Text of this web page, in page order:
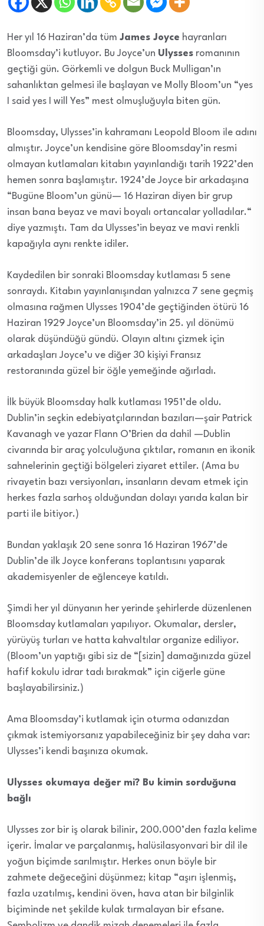
Her yıl 16 Haziran’da tüm James Joyce hayranları
Bloomsday’i kutluyor. Bu Joyce’un Ulysses romanının
geçtiği gün. Görkemli ve dolgun Buck Mulligan’ın
sahanlıktan gelmesi ile başlayan ve Molly Bloom’un “yes
I said yes I will Yes” mest olmuşluğuyla biten gün.
Bloomsday, Ulysses’in kahramanı Leopold Bloom ile adını
almıştır. Joyce’un kendisine göre Bloomsday’in resmi
olmayan kutlamaları kitabın yayınlandığı tarih 1922’den
hemen sonra başlamıştır. 1924’de Joyce bir arkadaşına
“Bugüne Bloom’un günü— 16 Haziran diyen bir grup
insan bana beyaz ve mavi boyalı ortancalar yolladılar.“
diye yazmıştı. Tam da Ulysses’in beyaz ve mavi renkli
kapağıyla aynı renkte idiler.
Kaydedilen bir sonraki Bloomsday kutlaması 5 sene
sonraydı. Kitabın yayınlanışından yalnızca 7 sene geçmiş
olmasına rağmen Ulysses 1904’de geçtiğinden ötürü 16
Haziran 1929 Joyce’un Bloomsday’in 25. yıl dönümü
olarak düşündüğü gündü. Olayın altını çizmek için
arkadaşları Joyce’u ve diğer 30 kişiyi Fransız
restoranında güzel bir öğle yemeğinde ağırladı.
İlk büyük Bloomsday halk kutlaması 1951’de oldu.
Dublin’in seçkin edebiyatçılarından bazıları—şair Patrick
Kavanagh ve yazar Flann O’Brien da dahil —Dublin
civarında bir araç yolculuğuna çıktılar, romanın en ikonik
sahnelerinin geçtiği bölgeleri ziyaret ettiler. (Ama bu
rivayetin bazı versiyonları, insanların devam etmek için
herkes fazla sarhoş olduğundan dolayı yarıda kalan bir
parti ile bitiyor.)
Bundan yaklaşık 20 sene sonra 16 Haziran 1967’de
Dublin’de ilk Joyce konferans toplantısını yaparak
akademisyenler de eğlenceye katıldı.
Şimdi her yıl dünyanın her yerinde şehirlerde düzenlenen
Bloomsday kutlamaları yapılıyor. Okumalar, dersler,
yürüyüş turları ve hatta kahvaltılar organize ediliyor.
(Bloom’un yaptığı gibi siz de “[sizin] damağınızda güzel
hafif kokulu idrar tadı bırakmak” için ciğerle güne
başlayabilirsiniz.)
Ama Bloomsday’i kutlamak için oturma odanızdan
çıkmak istemiyorsanız yapabileceğiniz bir şey daha var:
Ulysses’i kendi başınıza okumak.
Ulysses okumaya değer mi? Bu kimin sorduğuna
bağlı
Ulysses zor bir iş olarak bilinir, 200.000’den fazla kelime
içerir. İmalar ve parçalanmış, halüsilasyonvari bir dil ile
yoğun biçimde sarılmıştır. Herkes onun böyle bir
zahmete değeceğini düşünmez; kitap “aşırı işlenmiş,
fazla uzatılmış, kendini öven, hava atan bir bilginlik
biçiminde net şekilde kulak tırmalayan bir efsane.